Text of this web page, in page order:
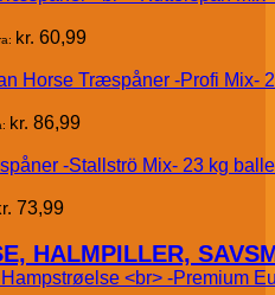
kr. 60,99
kr. 86,99
73,99
HALMPILLER,